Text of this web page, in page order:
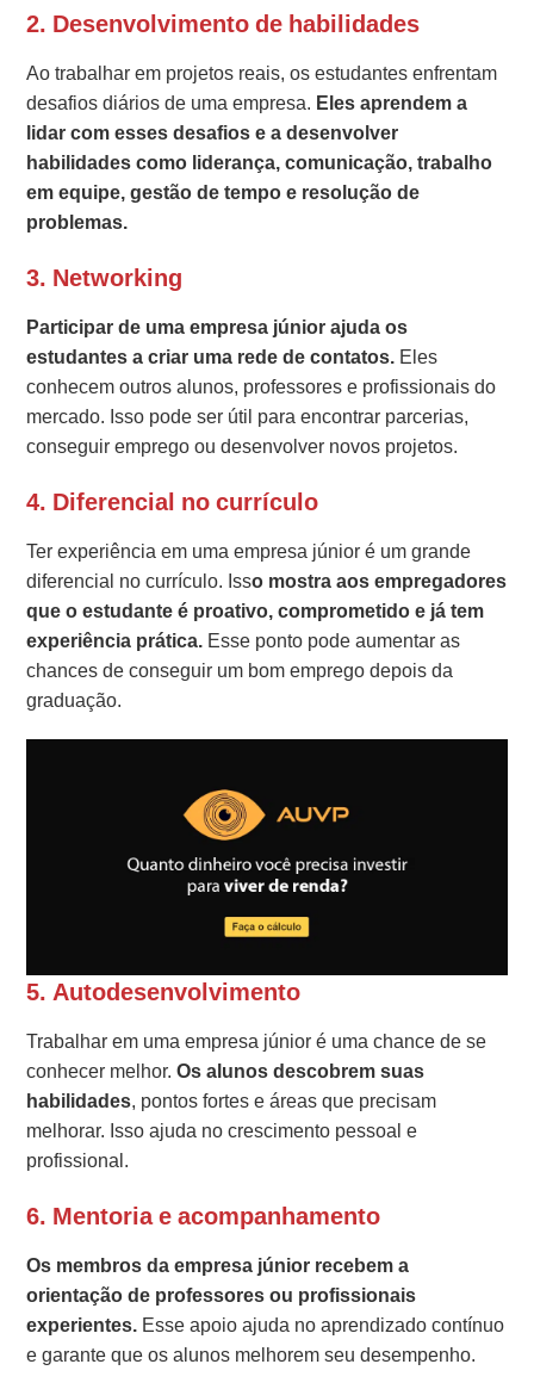
2. Desenvolvimento de habilidades
Ao trabalhar em projetos reais, os estudantes enfrentam
desafios diários de uma empresa. Eles aprendem a
lidar com esses desafios e a desenvolver
habilidades como liderança, comunicação, trabalho
em equipe, gestão de tempo e resolução de
problemas.
3. Networking
Participar de uma empresa júnior ajuda os
estudantes a criar uma rede de contatos. Eles
conhecem outros alunos, professores e profissionais do
mercado. Isso pode ser útil para encontrar parcerias,
conseguir emprego ou desenvolver novos projetos.
4. Diferencial no currículo
Ter experiência em uma empresa júnior é um grande
diferencial no currículo. Isso mostra aos empregadores
que o estudante é proativo, comprometido e já tem
experiência prática. Esse ponto pode aumentar as
chances de conseguir um bom emprego depois da
graduação.
5.Autodesenvolvimento
Trabalhar em uma empresa júnior é uma chance de se
conhecer melhor.Os alunos descobrem suas
habilidades, pontos fortes e áreas que precisam
melhorar. Isso ajuda no crescimento pessoal e
profissional.
6. Mentoria e acompanhamento
Os membros da empresa júnior recebem a
orientação de professores ou profissionais
experientes. Esse apoio ajuda no aprendizado contínuo
e garante que os alunos melhorem seu desempenho.